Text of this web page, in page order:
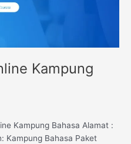
Kampung
Kampung Bahasa Alamat :
Kampung Bahasa Paket